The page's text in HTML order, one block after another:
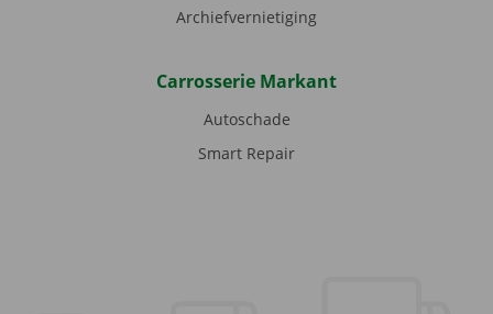
Archiefvernietiging
Carrosserie Markant
Autoschade
Smart Repair